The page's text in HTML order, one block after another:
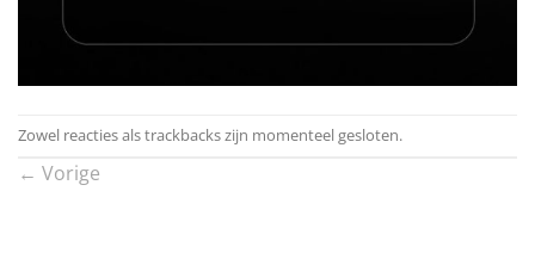
Zowel reacties als trackbacks zijn momenteel gesloten.
← Vorige